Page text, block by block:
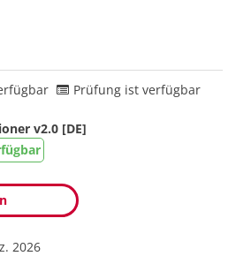
Prüfung ist verfügbar
v2.0 [DE]
2026